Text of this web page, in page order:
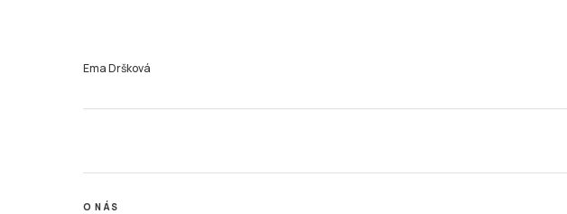
Ema Dršková
O NÁS